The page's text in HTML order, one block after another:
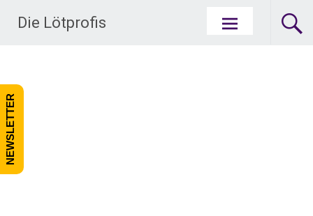
Die Lötprofis
NEWSLETTER